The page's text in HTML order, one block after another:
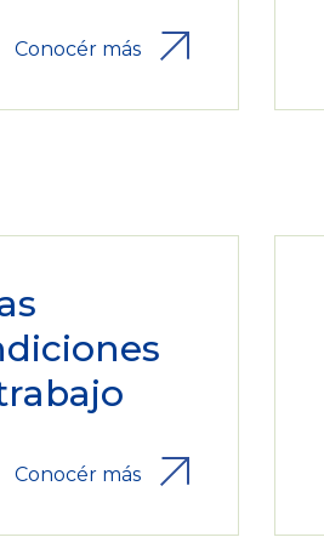
Conocér más
Conocér más